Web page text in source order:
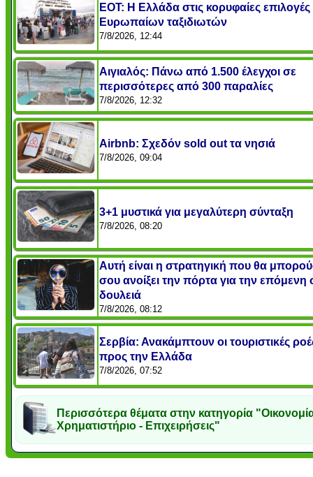
ΕΟΤ: Η Ελλάδα στις κορυφαίες
Ευρωπαίων ταξιδιωτών
7/8/2026, 12:44
Αιγιαλός: Πάνω από 1.500 έλεγχοι σε
περισσότερες από 300 παραλίες
7/8/2026, 12:32
Airbnb: Σχεδόν sold out τα νησιά
7/8/2026, 09:04
3+1 μυστικά για μεγαλύτερη σύνταξη
7/8/2026, 08:20
Αυτή είναι η στρατηγική που θα
σου ανοίξει την πόρτα για την επόμενη
δουλειά
7/8/2026, 08:12
Σερβία: Ανακάμπτουν οι τουριστικές
προς την Ελλάδα
7/8/2026, 07:52
Περισσότερα θέματα στην κατηγορία
Χρηματιστήριο - Επιχειρήσεις"